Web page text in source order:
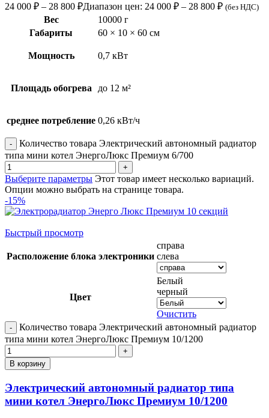
24 000 ₽ – 28 800 ₽Диапазон цен: 24 000 ₽ – 28 800 ₽ (без НДС)
Вес
10000 г
Габариты
60 × 10 × 60 см
Мощность 0,7 кВт
Площадь обогрева до 12 м²
среднее потребление 0,26 кВт/ч
Количество товара Электрический автономный радиатор
типа мини котел ЭнергоЛюкс Премиум 6/700
Выберите параметры Этот товар имеет несколько вариаций.
Опции можно выбрать на странице товара.
-15%
Быстрый просмотр
Расположение блока электроники
справа
слева
Цвет
Белый
черный
Очистить
Количество товара Электрический автономный радиатор
типа мини котел ЭнергоЛюкс Премиум 10/1200
В корзину
Электрический автономный радиатор типа
мини котел ЭнергоЛюкс Премиум 10/1200